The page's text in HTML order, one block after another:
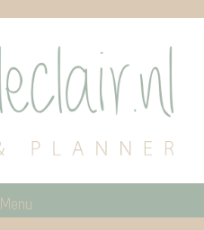
Menu